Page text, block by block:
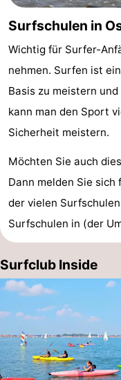
Surfschulen in
Wichtig für Surfer-
nehmen. Surfen ist
Basis zu meistern
kann man den Sport
Sicherheit meistern.
Möchten Sie auch
Dann melden Sie
der vielen
Surfschulen in (der
Surfclub Inside